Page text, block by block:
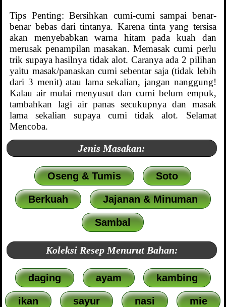
Tips Penting: Bersihkan cumi-cumi sampai benar-
benar bebas dari tintanya. Karena tinta yang tersisa
akan menyebabkan warna hitam pada kuah dan
merusak penampilan masakan. Memasak cumi perlu
trik supaya hasilnya tidak alot. Caranya ada 2 pilihan
yaitu masak/panaskan cumi sebentar saja (tidak lebih
dari 3 menit) atau lama sekalian, jangan nanggung!
Kalau air mulai menyusut dan cumi belum empuk,
tambahkan lagi air panas secukupnya dan masak
lama sekalian supaya cumi tidak alot. Selamat
Mencoba.
Jenis Masakan:
Oseng & Tumis Soto
Berkuah Jajanan & Minuman
Sambal
Koleksi Resep Menurut Bahan:
daging ayam kambing
ikan sayur nasi mie